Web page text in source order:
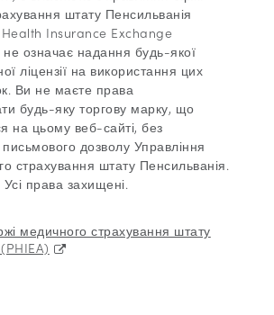
штату Пенсильванія
Insurance Exchange
означає надання будь-якої
ліцензії на використання цих
Ви не маєте права
будь-яку торгову марку, що
на цьому веб-сайті, без
дозволу Управління
страхування штату Пенсильванія.
права захищені.
медичного страхування штату